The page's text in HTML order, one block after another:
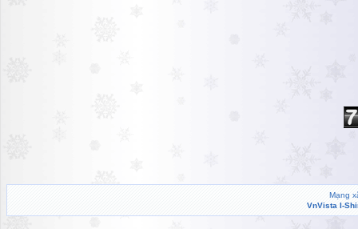
Mạng
VnVista I-